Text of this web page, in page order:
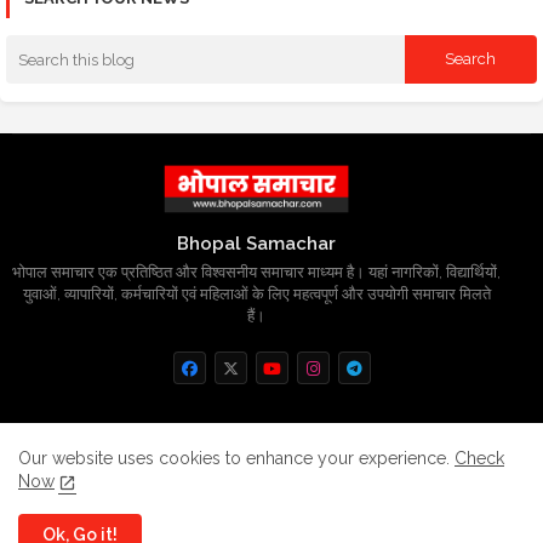
Bhopal Samachar
भोपाल समाचार एक प्रतिष्ठित और विश्वसनीय समाचार माध्यम है। यहां नागरिकों, विद्यार्थियों,
युवाओं, व्यापारियों, कर्मचारियों एवं महिलाओं के लिए महत्वपूर्ण और उपयोगी समाचार मिलते
हैं।
Home About Contact us
Privacy Policy
Our website uses cookies to enhance your experience. Check
Now
Ok, Go it!